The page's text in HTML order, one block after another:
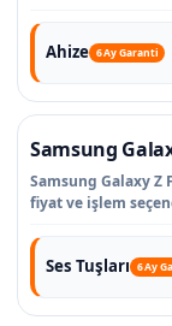
Ahize 6 Ay Garanti
Samsung
Samsung Galaxy Z
fiyat ve işlem
Ses Tuşları 6 Ay